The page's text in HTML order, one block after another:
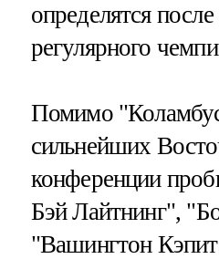
определятся
регулярного
Помимо
сильнейших
конференции
Бэй Лайтнинг",
"Вашингтон